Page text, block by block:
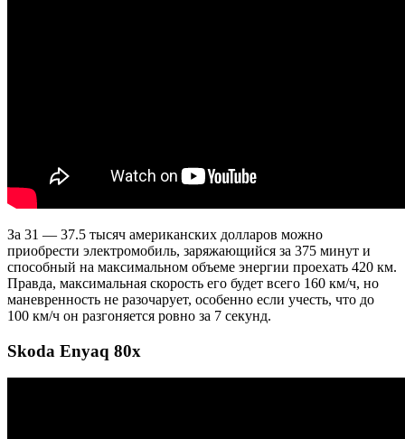
За 31 — 37.5 тысяч американских долларов можно
приобрести электромобиль, заряжающийся за 375 минут и
способный на максимальном объеме энергии проехать 420 км.
Правда, максимальная скорость его будет всего 160 км/ч, но
маневренность не разочарует, особенно если учесть, что до
100 км/ч он разгоняется ровно за 7 секунд.
Skoda Enyaq 80x